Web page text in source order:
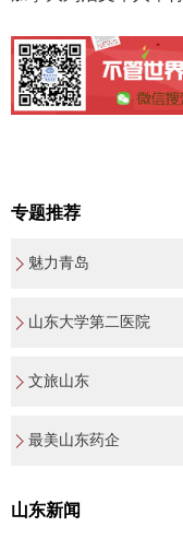
专题推荐
魅力青岛
山东大学第二医院
文旅山东
最美山东药企
山东新闻